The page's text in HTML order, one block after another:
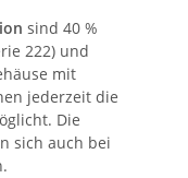
sind 40 %
222) und
mit
jederzeit die
Die
sich auch bei